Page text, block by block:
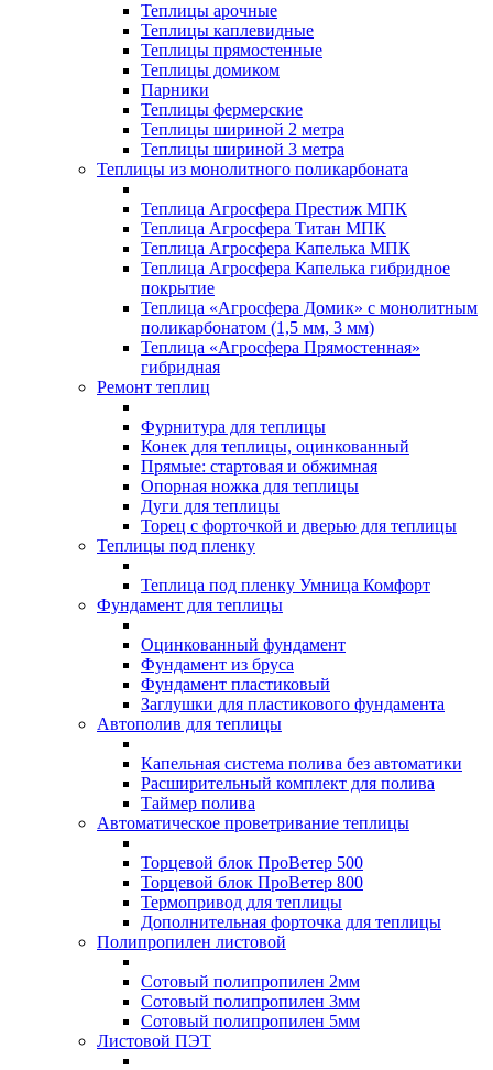
Теплицы арочные
Теплицы каплевидные
Теплицы прямостенные
Теплицы домиком
Парники
Теплицы фермерские
Теплицы шириной 2 метра
Теплицы шириной 3 метра
Теплицы из монолитного поликарбоната
Теплица Агросфера Престиж МПК
Теплица Агросфера Титан МПК
Теплица Агросфера Капелька МПК
Теплица Агросфера Капелька гибридное
покрытие
Теплица «Агросфера Домик» с монолитным
поликарбонатом (1,5 мм, 3 мм)
Теплица «Агросфера Прямостенная»
гибридная
Ремонт теплиц
Фурнитура для теплицы
Конек для теплицы, оцинкованный
Прямые: стартовая и обжимная
Опорная ножка для теплицы
Дуги для теплицы
Торец с форточкой и дверью для теплицы
Теплицы под пленку
Теплица под пленку Умница Комфорт
Фундамент для теплицы
Оцинкованный фундамент
Фундамент из бруса
Фундамент пластиковый
Заглушки для пластикового фундамента
Автополив для теплицы
Капельная система полива без автоматики
Расширительный комплект для полива
Таймер полива
Автоматическое проветривание теплицы
Торцевой блок ПроВетер 500
Торцевой блок ПроВетер 800
Термопривод для теплицы
Дополнительная форточка для теплицы
Полипропилен листовой
Сотовый полипропилен 2мм
Сотовый полипропилен 3мм
Сотовый полипропилен 5мм
Листовой ПЭТ